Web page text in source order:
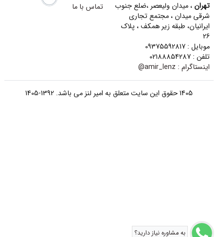
تهران ، میدان ولیعصر ،ضلع جنوب
شرقی میدان ، مجتمع تجاری
ایرانیان، طبقه زیر همکف ، پلاک
26
موبایل : 09375592817
تلفن : 02188854287
اینستاگرام : amir_lenz@
تماس با ما
1405 حقوق این سایت متعلق به امیر لنز می باشد. 1392-1405
به مشاوره نیاز دارید؟